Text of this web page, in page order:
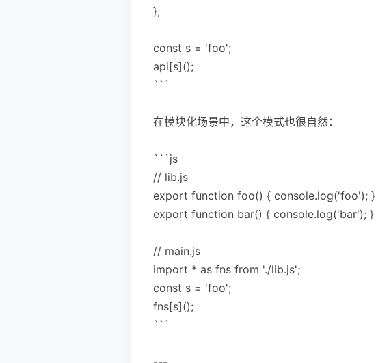
};
const s = 'foo';
api[s]();
```
在模块化场景中，这个模式也很自然：
```js
// lib.js
export function foo() { console.log('foo'); }
export function bar() { console.log('bar'); }
// main.js
import * as fns from './lib.js';
const s = 'foo';
fns[s]();
```